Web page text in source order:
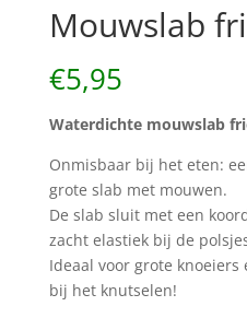
Mouwslab
€5,95
Waterdichte mouwslab
Onmisbaar bij het eten:
grote slab met mouwen.
De slab sluit met een
zacht elastiek bij de
Ideaal voor grote
bij het knutselen!